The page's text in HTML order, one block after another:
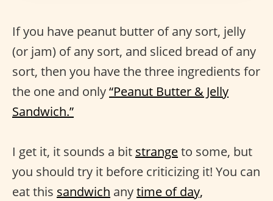
If you have peanut butter of any sort, jelly
(or jam) of any sort, and sliced bread of any
sort, then you have the three ingredients for
the one and only“Peanut Butter & Jelly
Sandwich.”
I get it, it sounds a bit strangeto some, but
you should try it before criticizing it! You can
eat this sandwich anytime of day,